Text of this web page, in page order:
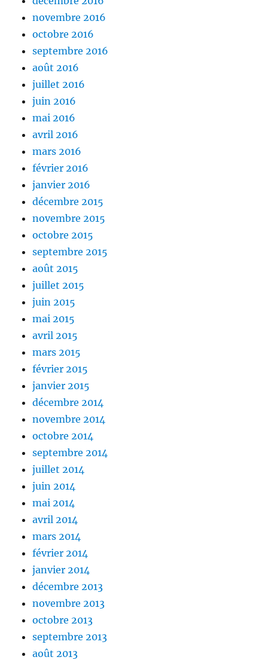
novembre 2016
octobre 2016
septembre 2016
août 2016
juillet 2016
juin 2016
mai 2016
avril 2016
mars 2016
février 2016
janvier 2016
décembre 2015
novembre 2015
octobre 2015
septembre 2015
août 2015
juillet 2015
juin 2015
mai 2015
avril 2015
mars 2015
février 2015
janvier 2015
décembre 2014
novembre 2014
octobre 2014
septembre 2014
juillet 2014
juin 2014
mai 2014
avril 2014
mars 2014
février 2014
janvier 2014
décembre 2013
novembre 2013
octobre 2013
septembre 2013
août 2013